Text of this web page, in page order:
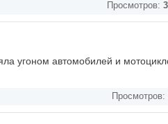
Просмотров:
угоном автомобилей и
Просмотров: